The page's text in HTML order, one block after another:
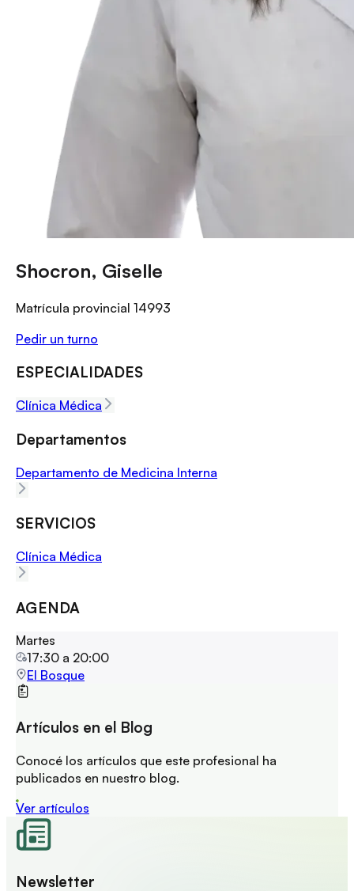
Shocron, Giselle
Matrícula provincial 14993
Pedir un turno
ESPECIALIDADES
Clínica Médica
Departamentos
Departamento de Medicina Interna
SERVICIOS
Clínica Médica
AGENDA
Martes
17:30 a 20:00
El Bosque
Artículos en el Blog
Conocé los artículos que este profesional ha
publicados en nuestro blog.
Ver artículos
Newsletter